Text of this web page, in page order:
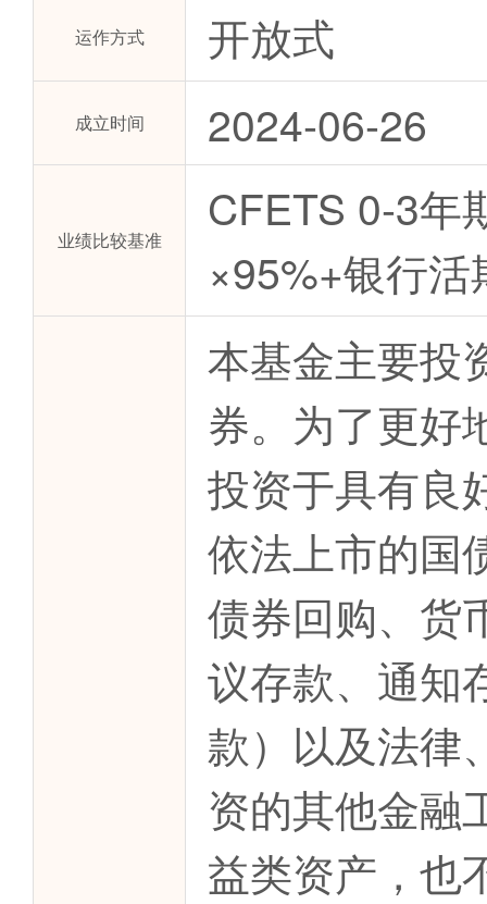
运作方式 开放式
成立时间 2024-06-26
业绩比较基准
CFETS 0-3年
×95%+银行
本基金主要投
券。为了更好
投资于具有良
依法上市的国
债券回购、货
议存款、通知
款）以及法律
资的其他金融
益类资产，也